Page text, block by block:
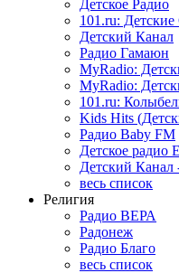
Детское Радио
101.ru: Детские
Детский Канал
Радио Гамаюн
MyRadio:
MyRadio:
101.ru:
Kids Hits
Радио Baby FM
Детское радио
Детский Канал
весь список
Религия
Радио ВЕРА
Радонеж
Радио Благо
весь список